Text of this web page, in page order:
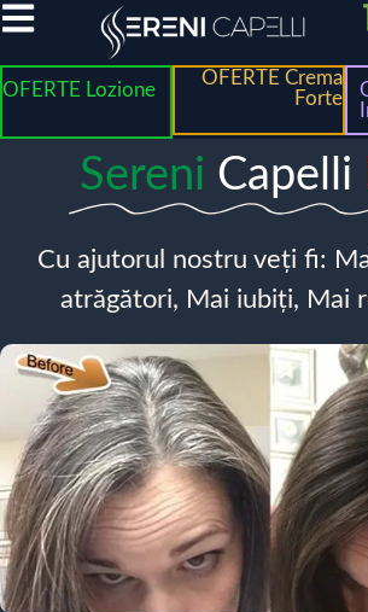
OFERTE Lozione
OFERTE Crema
Forte
Sereni Capelli
Cu ajutorul nostru veți fi:
atrăgători, Mai iubiți, Mai